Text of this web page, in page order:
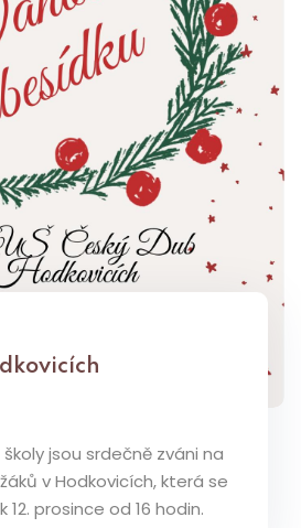
jsou srdečně zváni na
v Hodkovicích, která se
prosince od 16 hodin.